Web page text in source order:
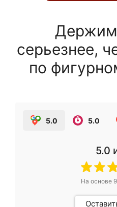
Держим
серьезнее,
по
5.0 5.0
5.0
На основе